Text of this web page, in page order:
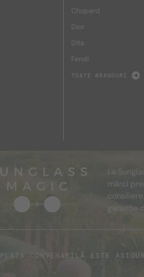
Chopard
Dior
Dita
Fendi
TOATE BRANDURI
La
mărci
garanție
PLATA CONVENABILĂ ESTE